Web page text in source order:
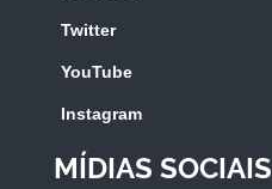
Twitter
YouTube
Instagram
MÍDIAS SOCIAIS